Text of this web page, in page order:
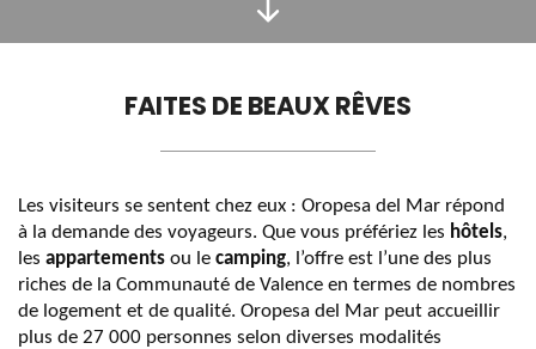
FAITES DE BEAUX RÊVES
Les visiteurs se sentent chez eux : Oropesa del Mar répond
à la demande des voyageurs. Que vous préfériez les hôtels,
les appartements ou le camping, l’offre est l’une des plus
riches de la Communauté de Valence en termes de nombres
de logement et de qualité. Oropesa del Mar peut accueillir
plus de 27 000 personnes selon diverses modalités